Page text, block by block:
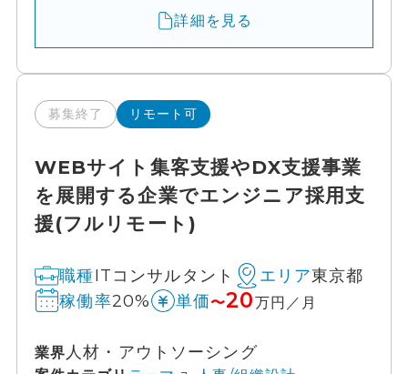
詳細を見る
募集終了 リモート可
WEBサイト集客支援やDX支援事業
を展開する企業でエンジニア採用支
援(フルリモート)
職種ITコンサルタント エリア東京都
稼働率20% 単価〜20万円／月
業界 人材・アウトソーシング